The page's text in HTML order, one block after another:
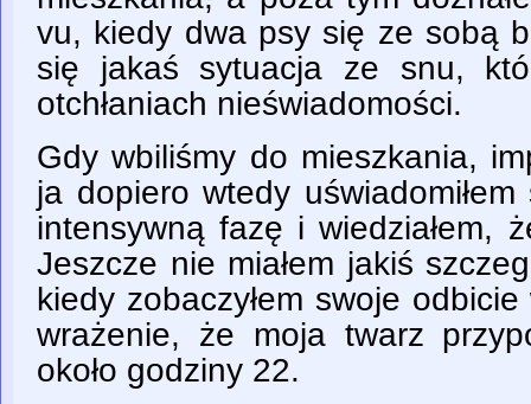
vu, kiedy dwa psy się ze sobą
się jakaś sytuacja ze snu,
otchłaniach nieświadomości.
Gdy wbiliśmy do mieszkania,
ja dopiero wtedy
intensywną fazę i wiedziałem,
Jeszcze nie miałem jakiś
kiedy zobaczyłem swoje
wrażenie, że moja twarz
około godziny 22.